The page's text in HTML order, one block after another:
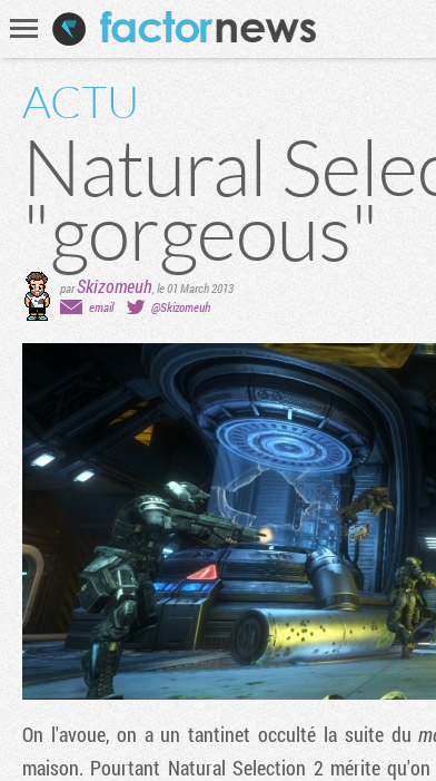
Recherche
ACTU
Natural
"gorgeous"
parSkizomeuh le 01 March 2013
email
@Skizomeuh
On l'avoue, on a un tantinet occulté la suite du
maison. Pourtant Natural Selection 2 mérite